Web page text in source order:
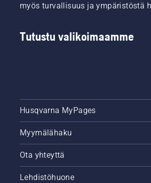
myös turvallisuus ja ympäristöstä
Tutustu valikoimaamme
Husqvarna MyPages
Myymälähaku
Ota yhteyttä
Lehdistöhuone